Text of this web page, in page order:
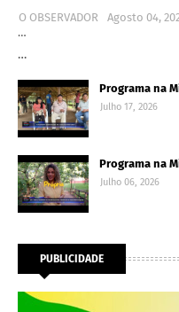
O OBSERVADOR
Agosto 04,
…
…
Programa na
Julho 17, 2026
Programa na
Julho 06, 2026
PUBLICIDADE